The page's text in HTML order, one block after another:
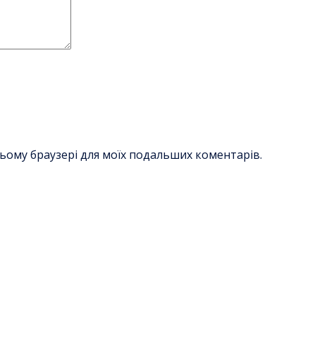
браузері для моїх подальших коментарів.